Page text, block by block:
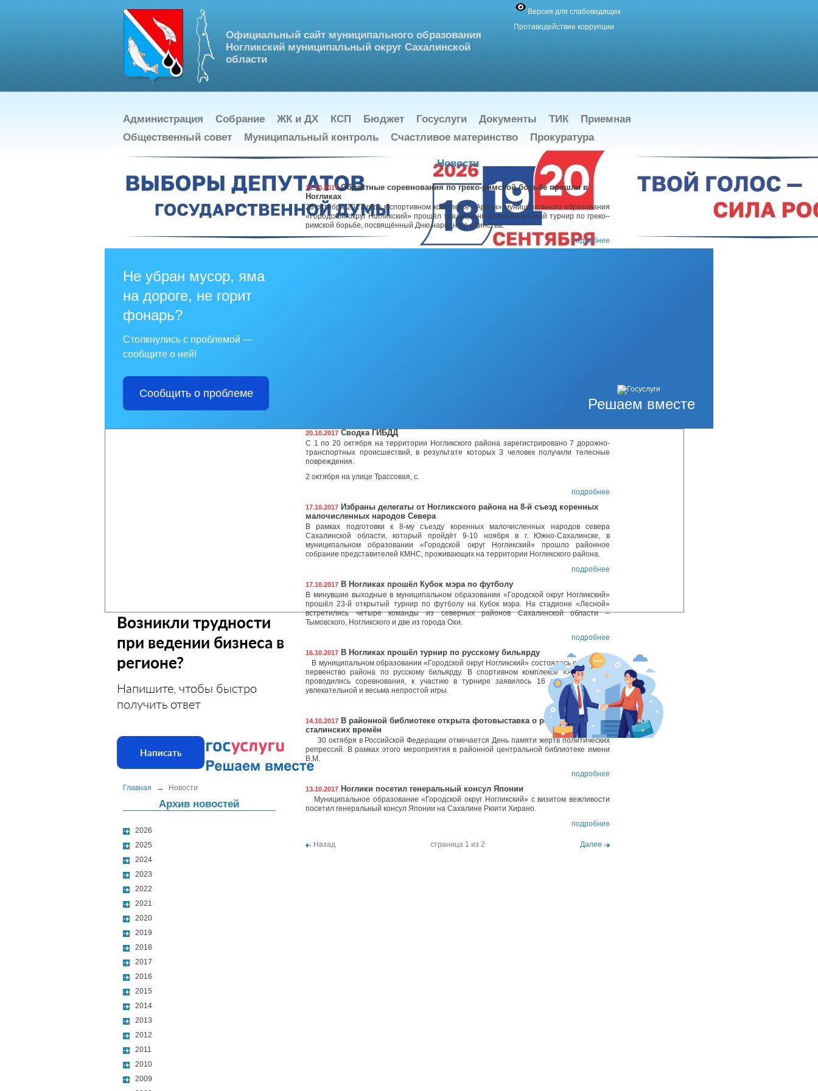
Официальный сайт муниципального образования
Ногликский муниципальный округ Сахалинской
области
Версия для слабовидящих
Противодействие коррупции
Администрация Собрание ЖК и ДХ КСП Бюджет Госуслуги Документы ТИК
Приемная
Общественный совет
Муниципальный контроль Счастливое материнство Прокуратура
Решаем вместе
Не убран мусор, яма
на дороге, не горит
фонарь?
Столкнулись с проблемой —
сообщите о ней!
Сообщить о проблеме
Возникли трудности
при ведении бизнеса в
регионе?
Напишите, чтобы быстро
получить ответ
Написать
Главная → Новости
Архив новостей
2026
2025
2024
2023
2022
2021
2020
2019
2018
2017
2016
2015
2014
2013
2012
2011
2010
2009
Новости
31.10.2017Областные соревнования по греко-римской борьбе прошли в
Ногликах
28 октября 2017 года в спортивном комплексе «Арена» муниципального образования
«Городской округ Ногликский» прошёл традиционный региональный турнир по греко–
римской борьбе, посвящённый Дню народного единства.
подробнее
20.10.2017 Сводка ГИБДД
С 1 по 20 октября на территории Ногликского района зарегистрировано 7 дорожно-
транспортных происшествий, в результате которых 3 человек получили телесные
повреждения.
2 октября на улице Трассовая, с.
подробнее
17.10.2017 Избраны делегаты от Ногликского района на 8-й съезд коренных
малочисленных народов Севера
В рамках подготовки к 8-му съезду коренных малочисленных народов севера
Сахалинской области, который пройдёт 9-10 ноября в г. Южно-Сахалинске, в
муниципальном образовании «Городской округ Ногликский» прошло районное
собрание представителей КМНС, проживающих на территории Ногликского района.
подробнее
17.10.2017 В Ногликах прошёл Кубок мэра по футболу
В минувшие выходные в муниципальном образовании «Городской округ Ногликский»
прошёл 23-й открытый турнир по футболу на Кубок мэра. На стадионе «Лесной»
встретились четыре команды из северных районов Сахалинской области –
Тымовского, Ногликского и две из города Охи.
подробнее
16.10.2017 В Ногликах прошёл турнир по русскому бильярду
В муниципальном образовании «Городской округ Ногликский» состоялось ежегодное
первенство района по русскому бильярду. В спортивном комплексе «Арена», где
проводились соревнования, к участию в турнире заявилось 16 любителей этой
увлекательной и весьма непростой игры.
подробнее
14.10.2017 В районной библиотеке открыта фотовыставка о репрессиях
сталинских времён
30 октября в Российской Федерации отмечается День памяти жертв политических
репрессий. В рамках этого мероприятия в районной центральной библиотеке имени
В.М.
подробнее
13.10.2017 Ноглики посетил генеральный консул Японии
Муниципальное образование «Городской округ Ногликский» с визитом вежливости
посетил генеральный консул Японии на Сахалине Рюити Хирано.
подробнее
Назад страница 1 из 2 Далее